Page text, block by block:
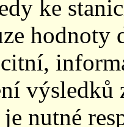
ke
nutné